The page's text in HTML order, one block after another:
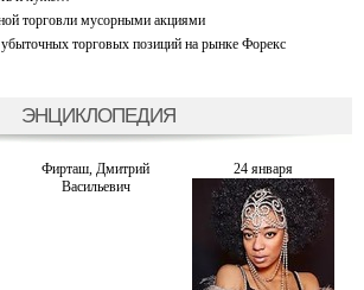
торговли мусорными акциями
торговых позиций на рынке Форекс
ЭНЦИКЛОПЕДИЯ
Фирташ, Дмитрий
Васильевич
24 января